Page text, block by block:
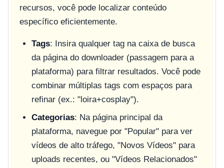
recursos, você pode localizar conteúdo
específico eficientemente.
Tags: Insira qualquer tag na caixa de busca
da página do downloader (passagem para a
plataforma) para filtrar resultados. Você pode
combinar múltiplas tags com espaços para
refinar (ex.: "loira+cosplay").
Categorias: Na página principal da
plataforma, navegue por "Popular" para ver
vídeos de alto tráfego, "Novos Vídeos" para
uploads recentes, ou "Vídeos Relacionados"